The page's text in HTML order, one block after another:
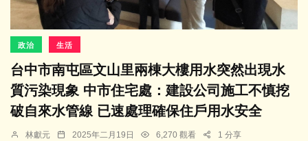
政治 生活
台中市南屯區文山里兩棟大樓用水突然出現水
質污染現象 中市住宅處：建設公司施工不慎挖
破自來水管線 已速處理確保住戶用水安全
林獻元 2025年二月19日 6,270 觀看 1 分享